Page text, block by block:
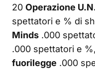
20 Operazione
spettatori e % di
Minds .000
.000 spettatori e
fuorilegge .000